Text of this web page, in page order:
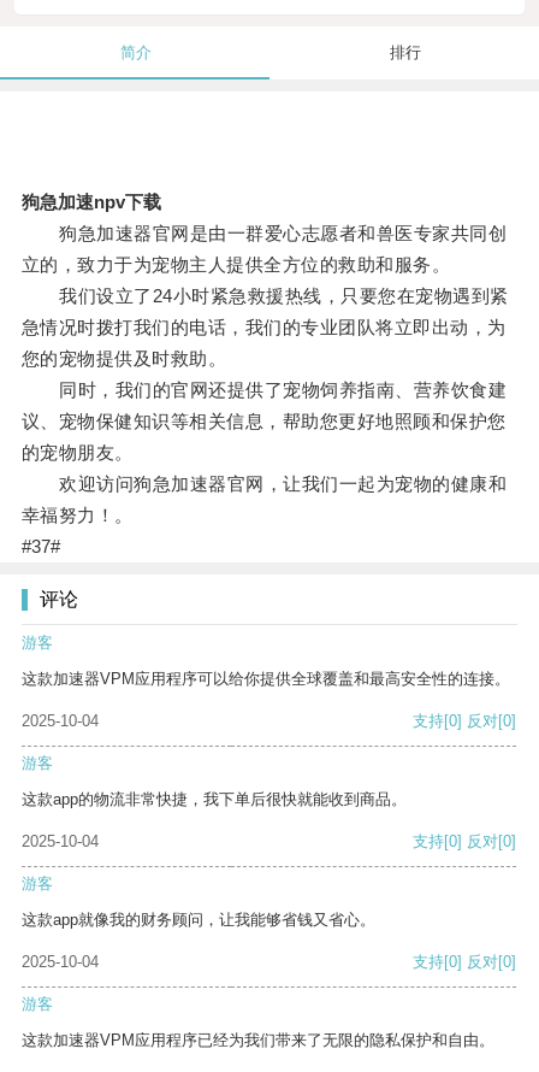
简介 排行
狗急加速npv下载
狗急加速器官网是由一群爱心志愿者和兽医专家共同创
立的，致力于为宠物主人提供全方位的救助和服务。
我们设立了24小时紧急救援热线，只要您在宠物遇到紧
急情况时拨打我们的电话，我们的专业团队将立即出动，为
您的宠物提供及时救助。
同时，我们的官网还提供了宠物饲养指南、营养饮食建
议、宠物保健知识等相关信息，帮助您更好地照顾和保护您
的宠物朋友。
欢迎访问狗急加速器官网，让我们一起为宠物的健康和
幸福努力！。
#37#
评论
游客
这款加速器VPM应用程序可以给你提供全球覆盖和最高安全性的连接。
2025-10-04 支持[0] 反对[0]
游客
这款app的物流非常快捷，我下单后很快就能收到商品。
2025-10-04 支持[0] 反对[0]
游客
这款app就像我的财务顾问，让我能够省钱又省心。
2025-10-04 支持[0] 反对[0]
游客
这款加速器VPM应用程序已经为我们带来了无限的隐私保护和自由。